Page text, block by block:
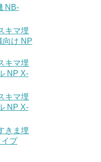
NB-
キマ埋
向け NP
キマ埋
NP X-
キマ埋
NP X-
きま埋
プ